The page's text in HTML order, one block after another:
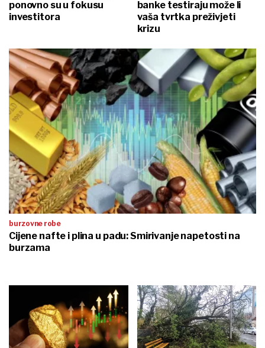
ponovno su u fokusu
investitora
banke testiraju može li
vaša tvrtka preživjeti
krizu
burzovne robe
Cijene nafte i plina u padu: Smirivanje napetosti na
burzama